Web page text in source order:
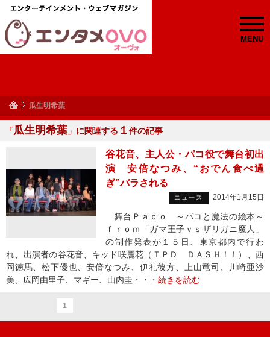
MENU
瓜生明希葉
「瓜生明希葉 」に関連する １ 件の記事
谷花音、主人公・パコ役で舞台初出
演 安倍なつみ、“おでん食べ過
ぎ”バラされる
ニュース 2014年1月15日
舞台Ｐａｃｏ ～パコと魔法の絵本～
ｆｒｏｍ「ガマ王子ｖｓザリガニ魔人」
の制作発表が１５日、東京都内で行わ
れ、出演者の谷花音、キッド咲麗花（ＴＰＤ ＤＡＳＨ！！）、西
岡徳馬、松下優也、安倍なつみ、伊礼彼方、上山竜司、川崎亜沙
美、広岡由里子、マギー、山内圭・・・ 続きを読む
1